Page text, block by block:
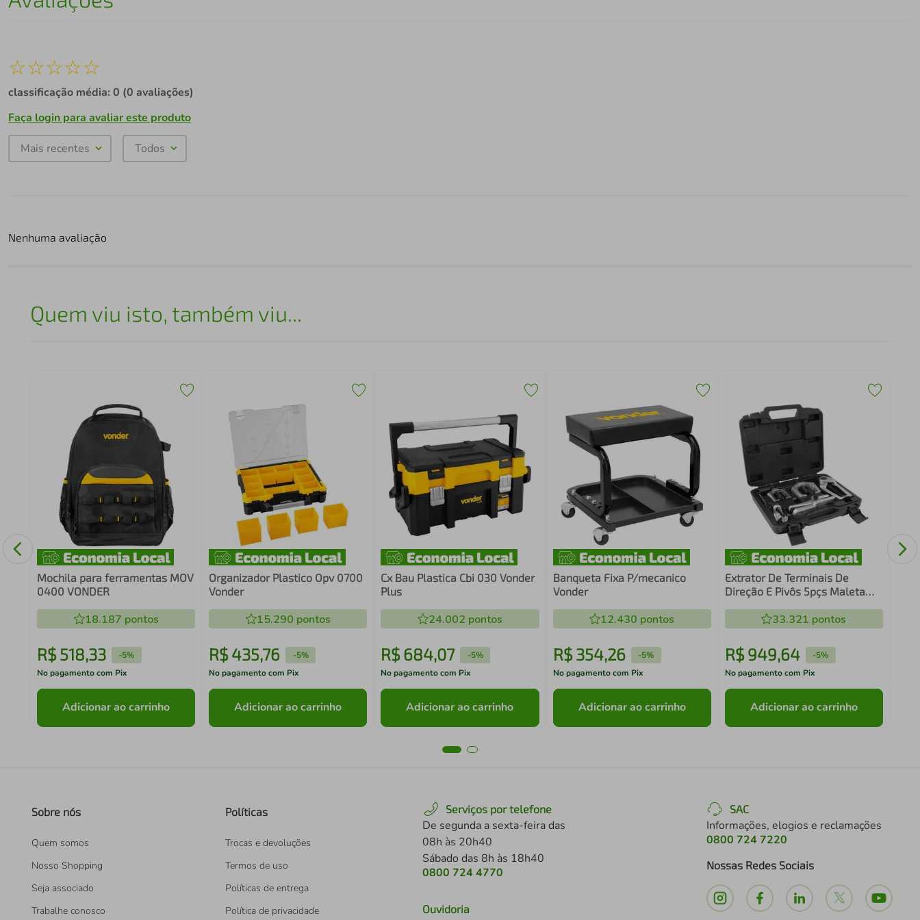
☆☆☆☆☆
classificação média: 0 (0 avaliações)
Faça login para avaliar este produto
Mais recentes Todos
Nenhuma avaliação
Quem viu isto, também viu...
Mochila para ferramentas MOV
0400 VONDER
18.187 pontos
R$ 518,33 -5%
No pagamento com Pix
Adicionar ao carrinho
Organizador Plastico Opv 0700
Vonder
15.290 pontos
R$ 435,76 -5%
No pagamento com Pix
Adicionar ao carrinho
Cx Bau Plastica Cbi 030 Vonder
Plus
24.002 pontos
R$684,07 -5%
No pagamento com Pix
Adicionar ao carrinho
Banqueta Fixa P/mecanico
Vonder
12.430 pontos
R$ 354,26 -5%
No pagamento com Pix
Adicionar ao carrinho
Extrator De Terminais De
Direção E Pivôs 5pçs Maleta
33.321 pontos
R$ 949,64 -5%
No pagamento com Pix
Adicionar ao carrinho
com
Sobre nós
Quem somos
Nosso Shopping
Seja associado
Trabalhe conosco
Políticas
Trocas e devoluções
Termos de uso
Políticas de entrega
Política de privacidade
Serviços por telefone
De segunda a sexta-feira das
08h às 20h40
Sábado das 8h às 18h40
0800 724 4770
Ouvidoria
SAC
Informações, elogios e reclamações
0800 724 7220
Nossas Redes Sociais